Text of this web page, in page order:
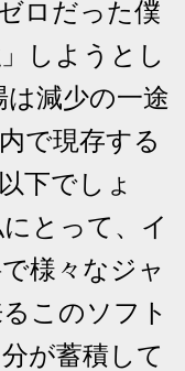
ロだった僕
しようとし
減少の一途
で現存する
下でしょ
とって、イ
様々なジャ
このソフト
が蓄積して